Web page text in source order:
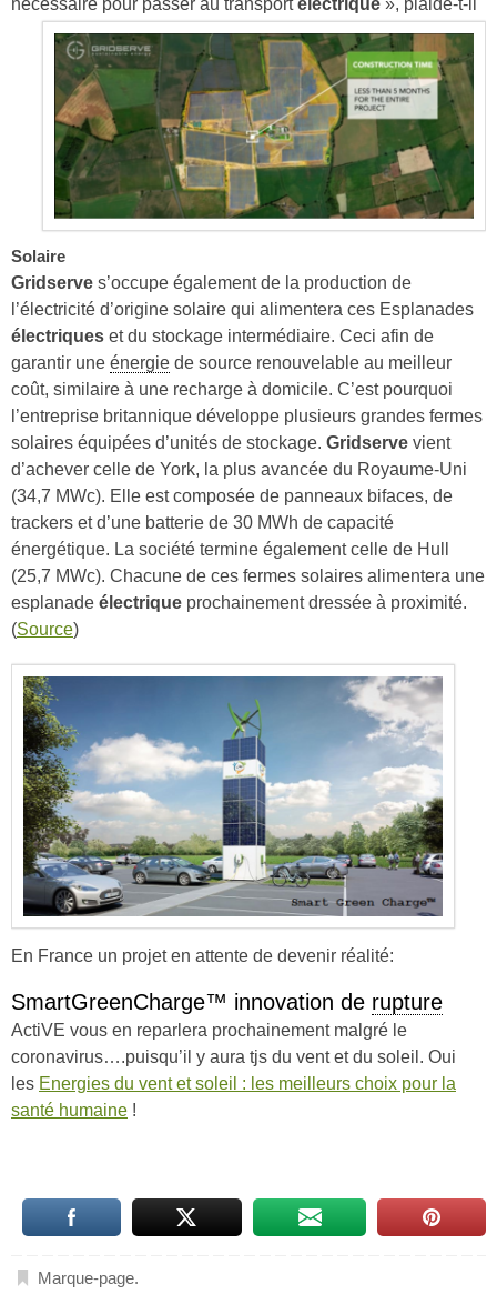
Solaire
Gridserve s’occupe également de la production de
l’électricité d’origine solaire qui alimentera ces Esplanades
électriques et du stockage intermédiaire. Ceci afin de
garantir une énergie de source renouvelable au meilleur
coût, similaire à une recharge à domicile. C’est pourquoi
l’entreprise britannique développe plusieurs grandes fermes
solaires équipées d’unités de stockage. Gridserve vient
d’achever celle de York, la plus avancée du Royaume-Uni
(34,7 MWc). Elle est composée de panneaux bifaces, de
trackers et d’une batterie de 30 MWh de capacité
énergétique. La société termine également celle de Hull
(25,7 MWc). Chacune de ces fermes solaires alimentera une
esplanade électrique prochainement dressée à proximité.
(Source)
En France un projet en attente de devenir réalité:
SmartGreenCharge™ innovation de rupture
ActiVE vous en reparlera prochainement malgré le
coronavirus….puisqu’il y aura tjs du vent et du soleil. Oui
les Energies du vent et soleil : les meilleurs choix pour la
santé humaine !
Marque-page.